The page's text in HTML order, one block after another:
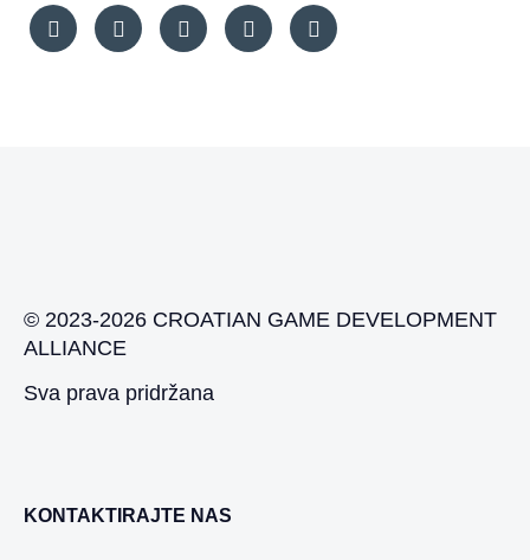
© 2023-2026 CROATIAN GAME DEVELOPMENT
ALLIANCE
Sva prava pridržana
KONTAKTIRAJTE NAS